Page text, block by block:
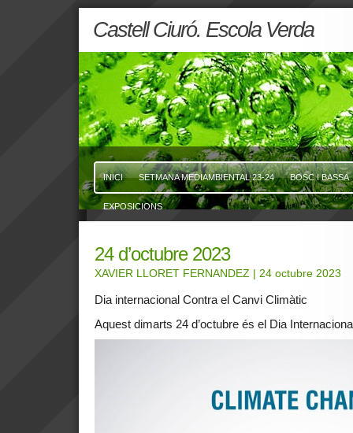
Castell Ciuró. Escola Verda
INICI SETMANA MEDIAMBIENTAL 23-24 BOSC I BASSA
EXPOSICIONS
24 d’octubre 2023
XAVIER LLORET FERNANDEZ | 24 octubre 2023
Dia internacional Contra el Canvi Climàtic
Aquest dimarts 24 d’octubre és el Dia